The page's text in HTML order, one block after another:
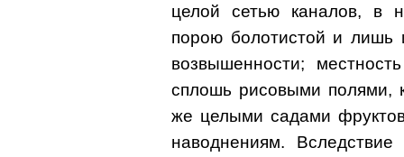
целой сетью каналов, в
порою болотистой и лишь
возвышенности;
сплошь рисовыми полями,
же целыми садами
наводнениям.